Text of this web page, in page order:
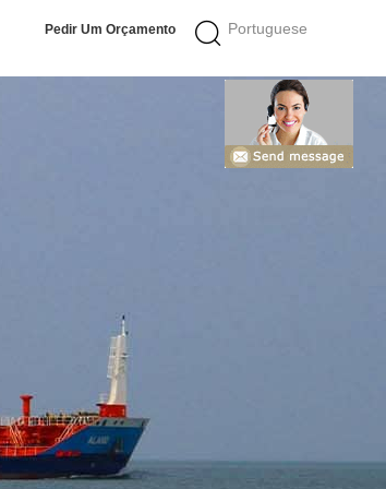
Portuguese
Pedir Um Orçamento